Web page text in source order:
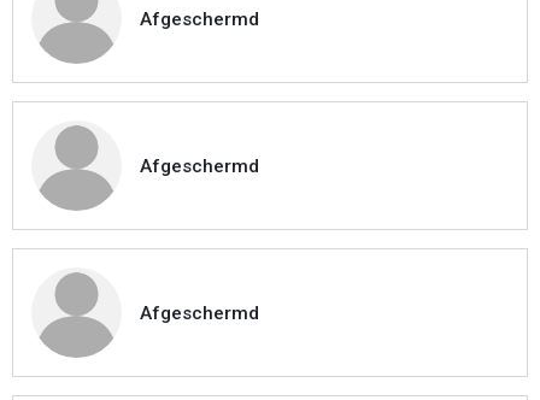
Afgeschermd
Afgeschermd
Afgeschermd